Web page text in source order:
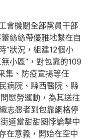
機關全部黨員干部
絲絲帶優雅地繫在自
”狀況，組建12個小
小區”，對包靠的109
集、防疫宣揚等任
病院、縣西醫院、縣
慰勞運動，為其送往
志愿者到包靠網格停
道當甜甜圈悖論擊中
在意義，開始在空中